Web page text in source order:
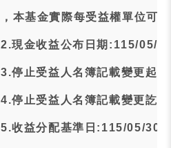
，本基金實際每受益權單位可
2.現金收益公布日期:115/05/
3.停止受益人名簿記載變更起
4.停止受益人名簿記載變更訖
5.收益分配基準日:115/05/30